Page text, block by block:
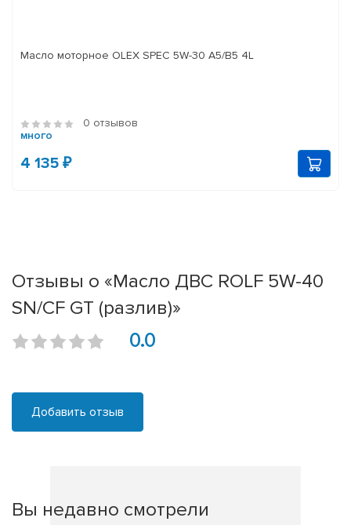
Масло моторное OLEX SPEC 5W-30 A5/B5 4L
0 отзывов
много
4 135 ₽
Отзывы о «Масло ДВС ROLF 5W-40
SN/CF GT (разлив)»
0.0
Добавить отзыв
Вы недавно смотрели